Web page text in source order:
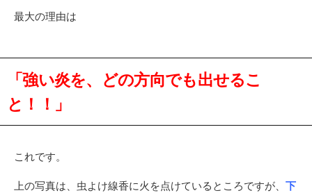
最大の理由は
「強い炎を、どの方向でも出せるこ
と！！」
これです。
上の写真は、虫よけ線香に火を点けているところですが、 下